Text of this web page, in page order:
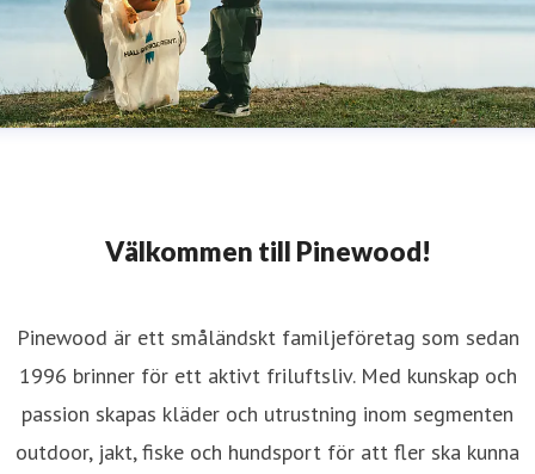
Välkommen till Pinewood!
Pinewood är ett småländskt familjeföretag som sedan
1996 brinner för ett aktivt friluftsliv. Med kunskap och
passion skapas kläder och utrustning inom segmenten
outdoor, jakt, fiske och hundsport för att fler ska kunna